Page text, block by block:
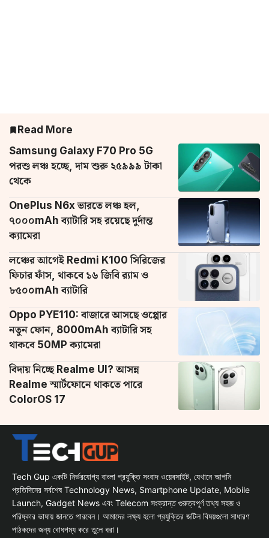
Read More
Samsung Galaxy F70 Pro 5G
পরশু লঞ্চ হচ্ছে, দাম শুরু ২৫৯৯৯ টাকা
থেকে
OnePlus N6x ভারতে লঞ্চ হল,
৭০০০mAh ব্যাটারি সহ রয়েছে দুর্দান্ত
ক্যামেরা
লঞ্চের আগেই Redmi K100 সিরিজের
ফিচার ফাঁস, থাকবে ১৬ জিবি র‌্যাম ও
৮৫০০mAh ব্যাটারি
Oppo PYE110: বাজারে আসছে ওপ্পোর
নতুন ফোন, 8000mAh ব্যাটারি সহ
থাকবে 50MP ক্যামেরা
বিদায় নিচ্ছে Realme UI? আসন্ন
Realme স্মার্টফোনে থাকতে পারে
ColorOS 17
Tech Gup একটি নির্ভরযোগ্য বাংলা প্রযুক্তি সংবাদ ওয়েবসাইট, যেখানে আপনি
প্রতিদিনের সর্বশেষ Technology News, Smartphone Update, Mobile
Launch, Gadget News এবং Telecom সংক্রান্ত গুরুত্বপূর্ণ তথ্য সহজ ও
পরিষ্কার ভাষায় জানতে পারবেন। আমাদের লক্ষ্য হলো প্রযুক্তির জটিল বিষয়গুলো সাধারণ
পাঠকদের জন্য বোধগম্য করে তুলে ধরা।